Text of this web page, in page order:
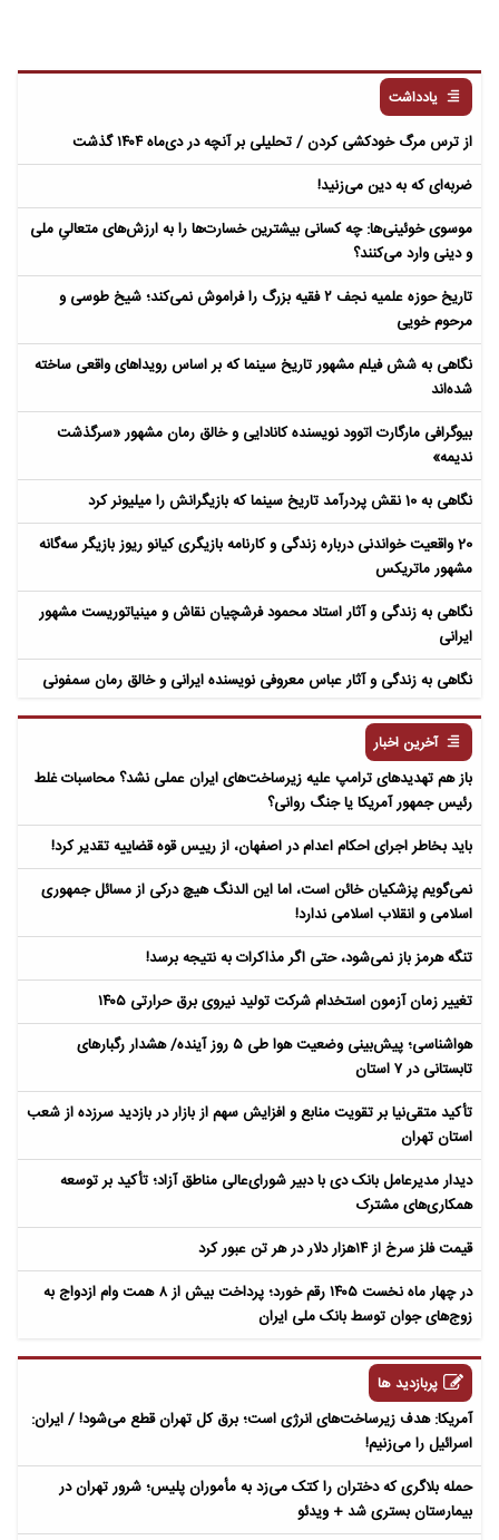
یادداشت
از ترس مرگ خودکشی کردن / تحلیلی بر آنچه در دی‌ماه ۱۴۰۴ گذشت
ضربه‌ای که به دین می‌زنید!
موسوی خوئینی‌ها: چه کسانی بیشترین خسارت‌ها را به ارزش‌های متعالیِ ملی
و دینی وارد می‌کنند؟
تاریخ حوزه علمیه نجف ۲ فقیه بزرگ را فراموش نمی‌کند؛ شیخ طوسی و
مرحوم خویی
نگاهی به شش فیلم مشهور تاریخ سینما که بر اساس رویداهای واقعی ساخته
شده‌اند
بیوگرافی مارگارت اتوود نویسنده کانادایی و خالق رمان مشهور «سرگذشت
ندیمه»
نگاهی به 10 نقش پردرآمد تاریخ سینما که بازیگرانش را میلیونر کرد
20 واقعیت خواندنی درباره زندگی و کارنامه بازیگری کیانو ریوز بازیگر سه‌گانه
مشهور ماتریکس
نگاهی به زندگی و آثار استاد محمود فرشچیان نقاش و مینیاتوریست مشهور
ایرانی
نگاهی به زندگی و آثار عباس معروفی نویسنده ایرانی و خالق رمان سمفونی
آخرین اخبار
باز هم تهدیدهای ترامپ علیه زیرساخت‌های ایران عملی نشد؟ محاسبات غلط
رئیس جمهور آمریکا یا جنگ روانی؟
باید بخاطر اجرای احکام اعدام در اصفهان، از رییس قوه قضاییه تقدیر کرد!
نمی‌گویم پزشکیان خائن است، اما این الدنگ هیچ درکی از مسائل جمهوری
اسلامی و انقلاب اسلامی ندارد!
تنگه هرمز باز نمی‌شود، حتی اگر مذاکرات به نتیجه برسد!
تغییر زمان آزمون استخدام شرکت تولید نیروی برق حرارتی ۱۴۰۵
هواشناسی؛ پیش‌بینی وضعیت هوا طی ۵ روز آینده/ هشدار رگبارهای
تابستانی در ۷ استان
تأکید متقی‌نیا بر تقویت منابع و افزایش سهم از بازار در بازدید سرزده از شعب
استان تهران
دیدار مدیرعامل بانک دی با دبیر شورای‌عالی مناطق آزاد؛ تأکید بر توسعه
همکاری‌های مشترک
قیمت فلز سرخ از ۱۴هزار دلار در هر تن عبور کرد
در چهار ماه نخست ۱۴۰۵ رقم خورد؛ پرداخت بیش از ۸ همت وام ازدواج به
زوج‌های جوان توسط بانک ملی ایران
پربازدید ها
آمریکا: هدف زیرساخت‌های انرژی است؛ برق کل تهران قطع می‌شود! / ایران:
اسرائیل را می‌زنیم!
حمله بلاگری که دختران را کتک می‌زد به مأموران پلیس؛ شرور تهران در
بیمارستان بستری شد + ویدئو